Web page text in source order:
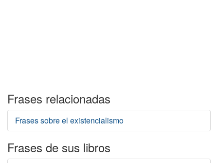
Frases relacionadas
Frases sobre el existencialismo
Frases de sus libros